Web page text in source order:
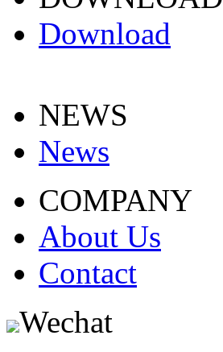
Download
NEWS
News
COMPANY
About Us
Contact
Wechat